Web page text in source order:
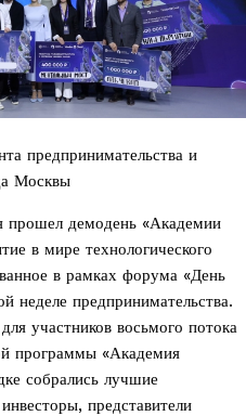
предпринимательства и
Москвы
прошел демодень «Академии
в мире технологического
в рамках форума «День
неделе предпринимательства.
участников восьмого потока
программы «Академия
собрались лучшие
представители